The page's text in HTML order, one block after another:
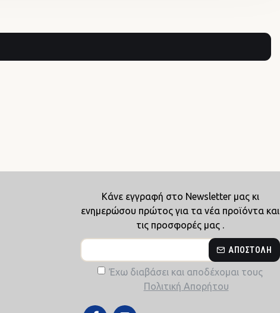
Κάνε εγγραφή στο Newsletter μας κι
ενημερώσου πρώτος για τα νέα προϊόντα και
τις προσφορές μας .
ΑΠΟΣΤΟΛΉ
Έχω διαβάσει και αποδέχομαι τους
Πολιτική Απορήτου